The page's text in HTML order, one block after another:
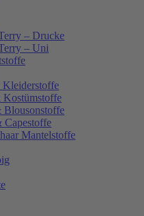
– Drucke
– Uni
Blousonstoffe
Capestoffe
Mantelstoffe